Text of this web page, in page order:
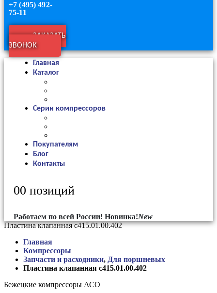
+7 (495) 492-
75-11
ЗАКАЗАТЬ
ЗВОНОК
Главная
Каталог
Серии компрессоров
Покупателям
Блог
Контакты
00 позиций
Работаем по всей России! Новинка!New
Пластина клапанная с415.01.00.402
Главная
Компрессоры
Запчасти и расходники, Для поршневых
Пластина клапанная с415.01.00.402
Бежецкие компрессоры АСО